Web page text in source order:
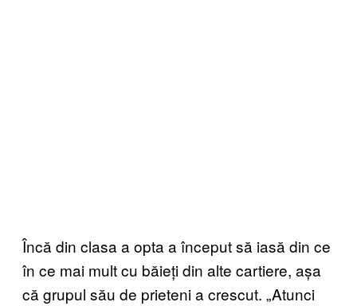
Încă din clasa a opta a început să iasă din ce
în ce mai mult cu băieți din alte cartiere, așa
că grupul său de prieteni a crescut. „Atunci